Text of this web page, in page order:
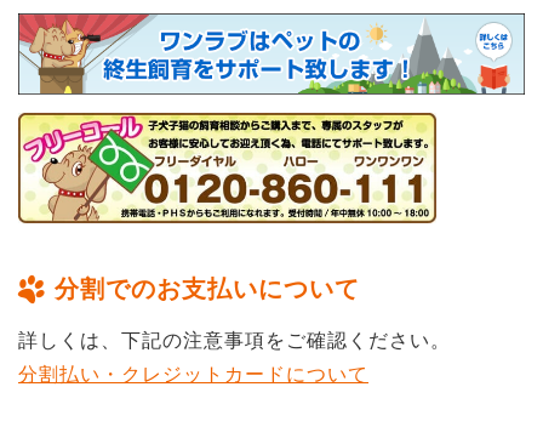
分割でのお支払いについて
詳しくは、下記の注意事項をご確認ください。
分割払い・クレジットカードについて